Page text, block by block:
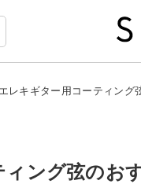
エレキギター用コーティング
ング弦のお